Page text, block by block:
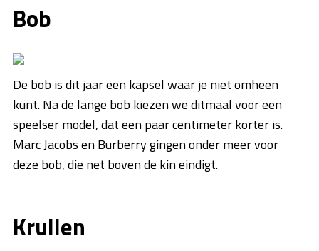
Bob
De bob is dit jaar een kapsel waar je niet omheen
kunt. Na de lange bob kiezen we ditmaal voor een
speelser model, dat een paar centimeter korter is.
Marc Jacobs en Burberry gingen onder meer voor
deze bob, die net boven de kin eindigt.
Krullen